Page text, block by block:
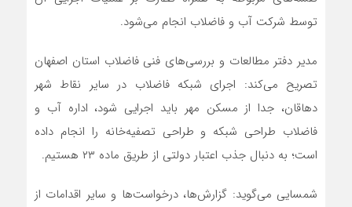
توسط شرکت آب و فاضلاب انجام می‌شود.
مدیر دفتر مطالعات و بررسی‌های فنی فاضلاب استان اصفهان
تصریح می‌کند: اجرای شبکه فاضلاب در سایر نقاط شهر
دهاقان، جدا از مسکن مهر باید اجرایی شود، اداره آب و
فاضلاب طراحی شبکه و طراحی تصفیه‌خانه را انجام داده
است؛ به دنبال جذب اعتبار دولتی از طریق ماده ۲۳ هستیم.
شمسایی می‌گوید: گزارش‌ها، درخواست‌ها و سایر اقدامات از